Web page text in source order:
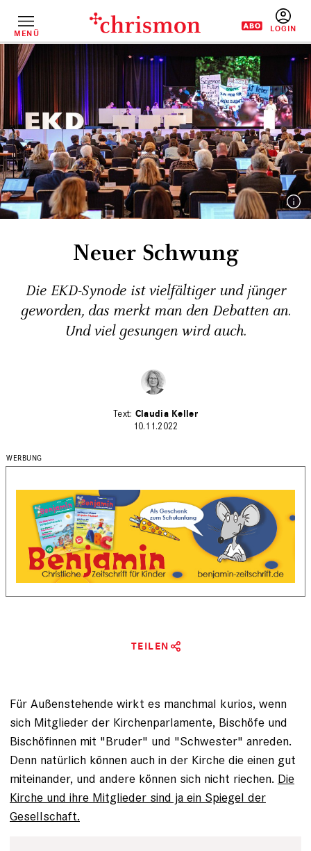
InhaltMENÜ
Neuer Schwung
Die EKD-Synode ist vielfältiger und jünger
geworden, das merkt man den Debatten an.
Und viel gesungen wird auch.
Claudia Keller
10.11.2022
TEILEN
Für Außenstehende wirkt es manchmal kurios, wenn
sich Mitglieder der Kirchenparlamente, Bischöfe und
Bischöfinnen mit "Bruder" und "Schwester" anreden.
Denn natürlich können auch in der Kirche die einen gut
miteinander, und andere können sich nicht riechen. Die
Kirche und ihre Mitglieder sind ja ein Spiegel der
Gesellschaft.